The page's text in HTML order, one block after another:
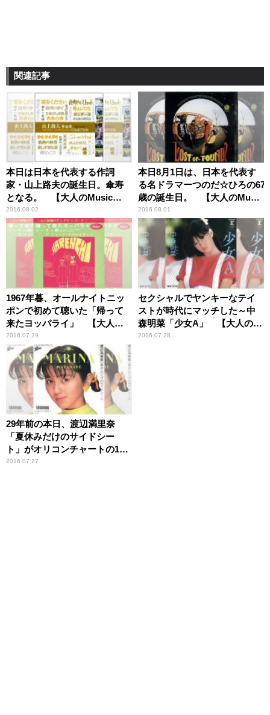
関連記事
本日は日本を代表する作詞
家・山上路夫の誕生日。傘寿
となる。 【大人のMusic
Calendar】
2016.08.02
本日8月1日は、日本を代表す
る名ドラマーつのだ☆ひろの67
歳の誕生日。 【大人のMusic
Calendar】
2016.08.01
1967年暮、オールナイトニッ
ポンで初めて聴いた「帰って
来たヨッパライ」 【大人の
Music Calendar】
2016.07.29
セクシャルでヤンキーなテイ
ストが時代にマッチした～中
森明菜「少女A」 【大人の
Music Calendar】
2016.07.28
29年前の本日、渡辺満里奈
「夏休みだけのサイドシー
ト」がオリコンチャートの1位
を獲得。当時の渡辺満里奈と
2016.07.27